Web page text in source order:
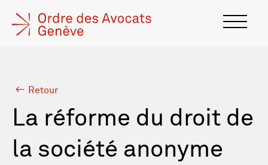
Retour
La réforme du droit de
la société anonyme